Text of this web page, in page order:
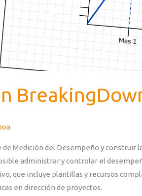
Medición del Desempeño y construir
administrar y controlar el
que incluye plantillas y recursos
en dirección de proyectos.